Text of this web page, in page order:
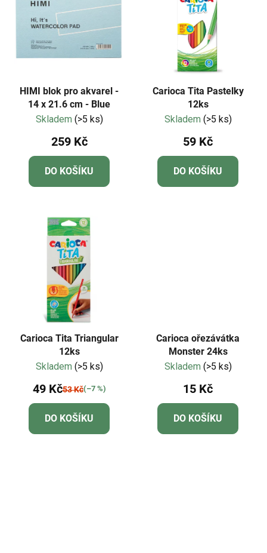
HIMI blok pro akvarel -
14 x 21.6 cm - Blue
Skladem (>5 ks)
259 Kč
DO KOŠÍKU
Carioca Tita Pastelky
12ks
Skladem (>5 ks)
59 Kč
DO KOŠÍKU
Carioca Tita Triangular
12ks
Skladem (>5 ks)
49 Kč53 Kč(–7 %)
DO KOŠÍKU
Carioca ořezávátka
Monster 24ks
Skladem (>5 ks)
15 Kč
DO KOŠÍKU